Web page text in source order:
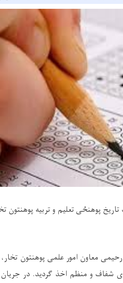
پوهنځی تعلیم و تربیه پوهنتون
معاون امور علمی پوهنتون
شفاف و منظم اخذ گردید. در جریان